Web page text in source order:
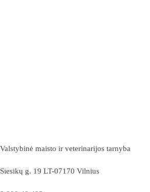
Valstybinė maisto ir veterinarijos tarnyba
Siesikų g. 19 LT-07170 Vilnius